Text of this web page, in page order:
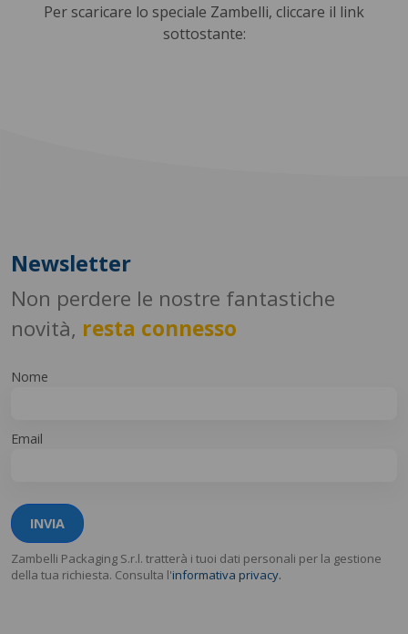
Per scaricare lo speciale Zambelli, cliccare il link
sottostante:
Newsletter
Non perdere le nostre fantastiche
novità, resta connesso
Nome
Email
INVIA
Zambelli Packaging S.r.l. tratterà i tuoi dati personali per la gestione
della tua richiesta. Consulta l'informativa privacy.